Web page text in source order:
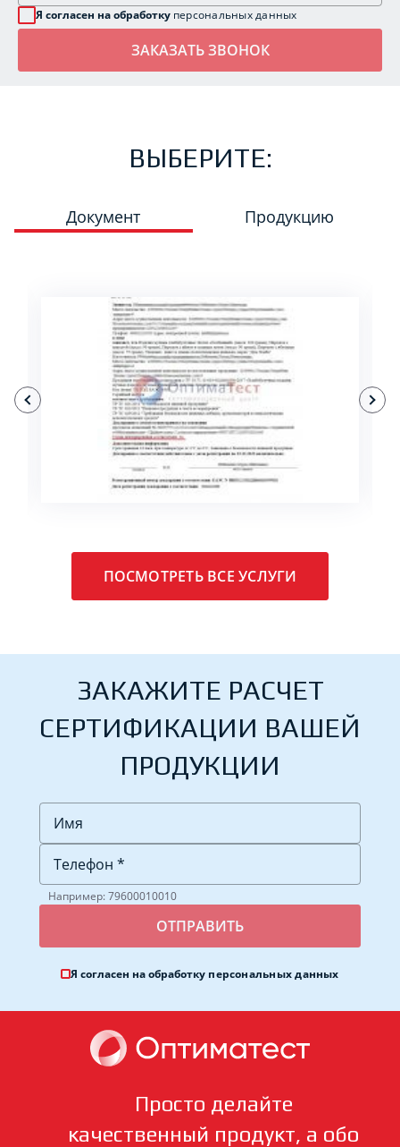
Я согласен на обработку персональных данных
ВЫБЕРИТЕ:
Документ Продукцию
ПОДРОБНЕЕ
ПОСМОТРЕТЬ ВСЕ УСЛУГИ
ЗАКАЖИТЕ РАСЧЕТ
СЕРТИФИКАЦИИ ВАШЕЙ
ПРОДУКЦИИ
Например: 79600010010
Я согласен на обработку персональных данных
Просто делайте
качественный продукт, а обо